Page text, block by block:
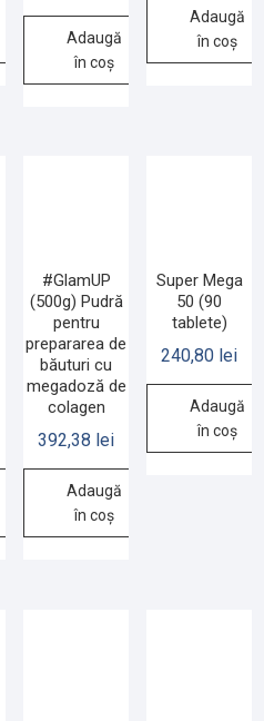
Adaugă
în coș
Adaugă
în coș
#GlamUP
(500g) Pudră
pentru
prepararea de
băuturi cu
megadoză de
colagen
392,38 lei
Adaugă
în coș
Super Mega
50 (90
tablete)
240,80 lei
Adaugă
în coș